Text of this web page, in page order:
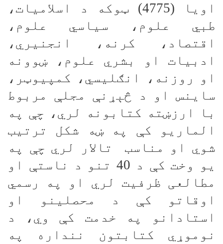
اویا (4775) ټوکه د اسلامیات،
طبي علوم، سیاسي علوم،
اقتصاد، کرنه، انجنیري،
ادبیات او بشري علوم، ښوونه
او روزنه، انګلیسي، کمپیوټر،
ساینس او د څېړنې مجلې مربوط
با ارزښته کتابونه لري، چې په
الماریو کې په ښه شکل ترتیب
شوي او مناسب تالار لري چې په
یو وخت کې د 40 تنو د ناستې او
مطالعی ظرفیت لري او په رسمي
اوقاتو کې د محصلینو او
استادانو په خدمت کې وي، د
نوموړي کتابتون ننداره په